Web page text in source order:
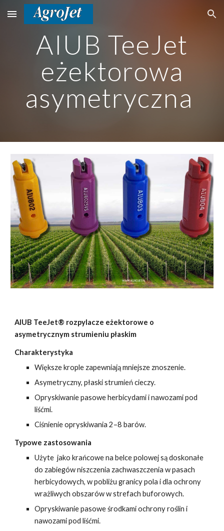
Skip to main content Skip to navigation
AIUB TeeJet
eżektorowa
asymetryczna
AIUB TeeJet® rozpylacze eżektorowe o
asymetrycznym strumieniu płaskim
Charakterystyka
Większe krople zapewniają mniejsze znoszenie.
Asymetryczny, płaski strumień cieczy.
Opryskiwanie pasowe herbicydami i nawozami pod
liśćmi.
Ciśnienie opryskiwania 2–8 barów.
Typowe zastosowania
Użyte jako krańcowe na belce polowej są doskonałe
do zabiegów niszczenia zachwaszczenia w pasach
herbicydowych, w pobliżu granicy pola i dla ochrony
wrażliwych obszarów w strefach buforowych.
Opryskiwanie pasowe środkami ochrony roślin i
nawozami pod liśćmi.